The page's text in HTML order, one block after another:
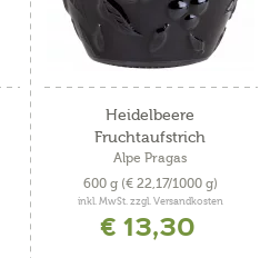
Heidelbeere
Fruchtaufstrich
Alpe Pragas
600 g (€ 22,17/1000 g)
inkl. MwSt. zzgl. Versandkosten
€ 13,30